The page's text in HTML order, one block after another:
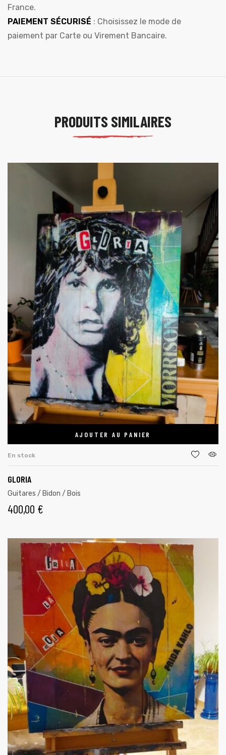
France.
PAIEMENT SÉCURISÉ : Choisissez le mode de
paiement par Carte ou Virement Bancaire.
PRODUITS SIMILAIRES
AJOUTER AU PANIER
En stock
GLORIA
Guitares / Bidon / Bois
400,00 €